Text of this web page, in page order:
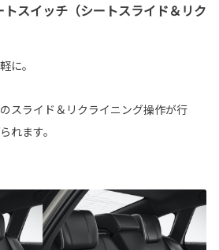
スイッチ（シートスライド＆リク
に。
スライド＆リクライニング操作が行
れます。